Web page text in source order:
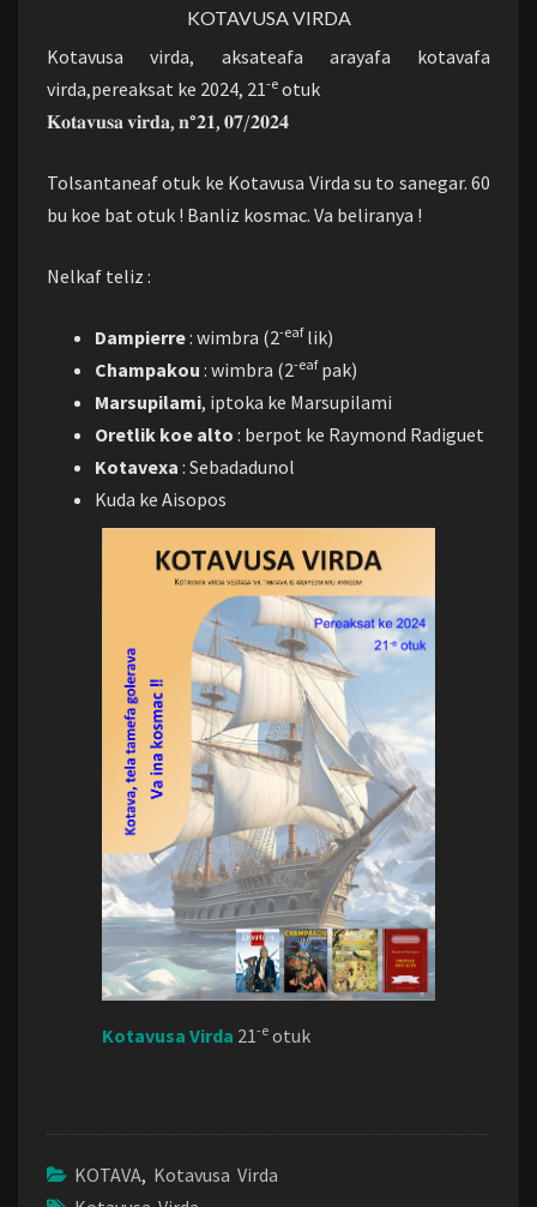
KOTAVUSA VIRDA
Kotavusa virda, aksateafa arayafa kotavafa
virda,pereaksat ke 2024, 21-e otuk
𝐊𝐨𝐭𝐚𝐯𝐮𝐬𝐚 𝐯𝐢𝐫𝐝𝐚, 𝐧°𝟐𝟏, 𝟎𝟕/𝟐𝟎𝟐𝟒
Tolsantaneaf otuk ke Kotavusa Virda su to sanegar. 60
bu koe bat otuk ! Banliz kosmac. Va beliranya !
Nelkaf teliz :
Dampierre: wimbra (2-eaflik)
Champakou : wimbra (2-eafpak)
Marsupilami, iptoka ke Marsupilami
Oretlik koe alto : berpot ke Raymond Radiguet
Kotavexa : Sebadadunol
Kuda ke Aisopos
Kotavusa Virda 21-e otuk
KOTAVA, Kotavusa Virda